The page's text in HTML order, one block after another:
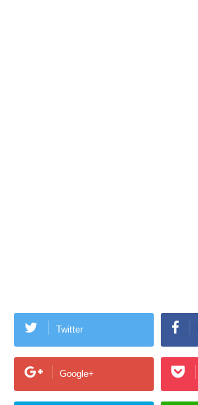
Twitter
Google+